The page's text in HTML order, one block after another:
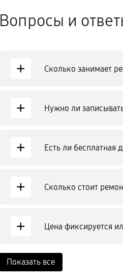
Вопросы и
+ Сколько занимает
+ Нужно ли
+ Есть ли бесплатная
+ Сколько стоит
+ Цена фиксируется
Показать все